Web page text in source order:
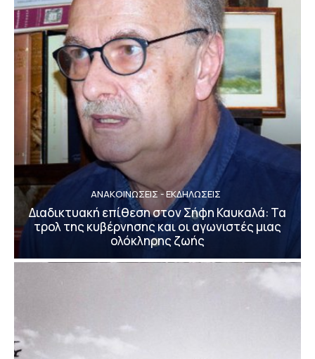
ΑΝΑΚΟΙΝΩΣΕΙΣ - ΕΚΔΗΛΩΣΕΙΣ
Διαδικτυακή επίθεση στον Σήφη Καυκαλά: Τα
τρολ της κυβέρνησης και οι αγωνιστές μιας
ολόκληρης ζωής